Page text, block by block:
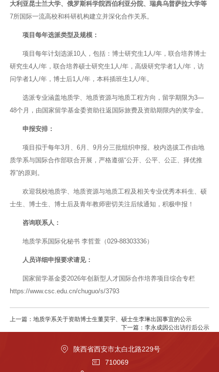
大利亚昆士兰大学、俄罗斯科学院西伯利亚分院、瑞典乌普萨拉大学等
7所国际一流高校和科研机构建立并深化合作关系。
项目每年选派类型及规模：
项目每年计划选派10人，包括：博士研究生1人/年，联合培养博士
研究生4人/年，联合培养硕士研究生1人/年，高级研究学者1人/年，访
问学者1人/年，博士后1人/年，本科插班生1人/年。
选派专业涵盖地质学、地质资源与地质工程方向，留学期限为3—
48个月，由国家留学基金委资助往返国际旅费及资助期限内的奖学金。
申报安排：
项目拟于每年3月、6月、9月分三批组织申报。校内选拔工作由地
质学系与国际合作部联合开展，严格遵循“公开、公平、公正、择优推
荐”的原则。
欢迎我校地质学、地质资源与地质工程及相关专业优秀本科生、硕
士生、博士生、博士后及青年教师密切关注后续通知，积极申报！
咨询联系人：
地质学系国际化秘书 李哲萱（029-88303336）
人员详细申报要求请见：
国家留学基金委2026年创新型人才国际合作培养项目综合专栏
https://www.csc.edu.cn/chuguo/s/3793
上一篇：地质学系关于资助博士生董昊宇、硕士生李琳出国事宜的公示
下一篇：李永成因公出访行后公示
陕西省西安市太白北路229号
710069